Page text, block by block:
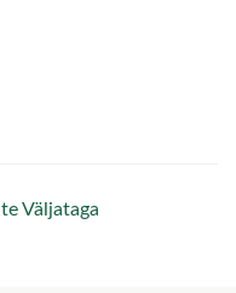
Väljataga